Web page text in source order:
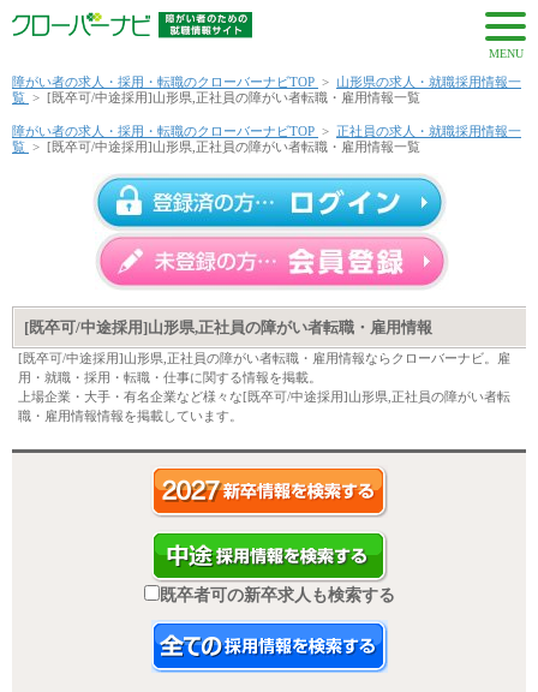
MENU
障がい者の求人・採用・転職のクローバーナビTOP > 山形県の求人・就職採用情報一
覧 > [既卒可/中途採用]山形県,正社員の障がい者転職・雇用情報一覧
障がい者の求人・採用・転職のクローバーナビTOP > 正社員の求人・就職採用情報一
覧 > [既卒可/中途採用]山形県,正社員の障がい者転職・雇用情報一覧
[既卒可/中途採用]山形県,正社員の障がい者転職・雇用情報
[既卒可/中途採用]山形県,正社員の障がい者転職・雇用情報ならクローバーナビ。雇
用・就職・採用・転職・仕事に関する情報を掲載。
上場企業・大手・有名企業など様々な[既卒可/中途採用]山形県,正社員の障がい者転
職・雇用情報情報を掲載しています。
既卒者可の新卒求人も検索する